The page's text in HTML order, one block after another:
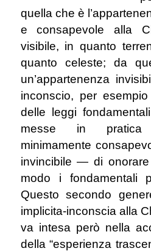
quella che è
e consapevole alla
visibile, in quanto
quanto celeste; da
un’appartenenza
inconscio, per
delle leggi
messe in pratica
minimamente
invincibile — di
modo i fondamentali
Questo secondo
implicita-inconscia alla
va intesa però nella
della “esperienza